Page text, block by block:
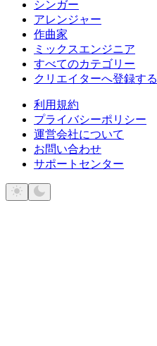
シンガー
アレンジャー
作曲家
ミックスエンジニア
すべてのカテゴリー
クリエイターへ登録する
利用規約
プライバシーポリシー
運営会社について
お問い合わせ
サポートセンター